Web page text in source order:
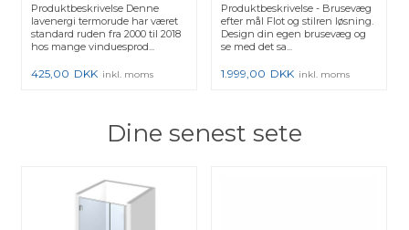
Produktbeskrivelse Denne
lavenergi termorude har været
standard ruden fra 2000 til 2018
hos mange vinduesprod...
425,00 DKK inkl. moms
Produktbeskrivelse - Brusevæg
efter mål Flot og stilren løsning.
Design din egen brusevæg og
se med det sa...
1.999,00 DKK inkl. moms
Dine senest sete